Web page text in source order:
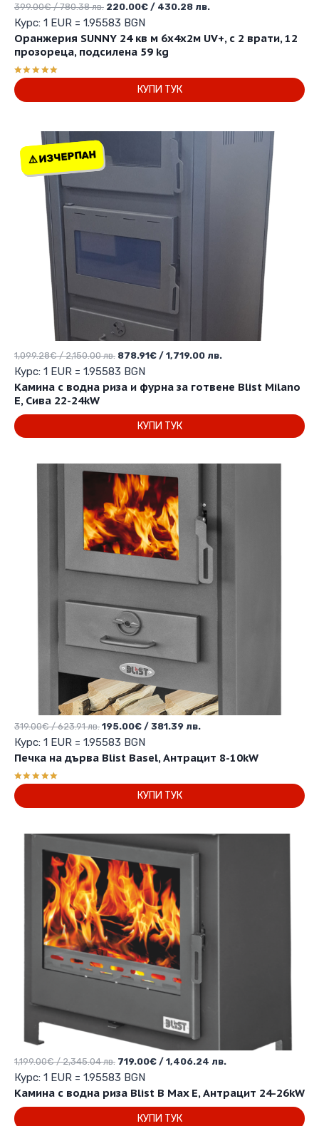
Оранжерия SUNNY 24 кв м 6х4х2м UV+, с 2 врати, 12
прозореца, подсилена 59 kg
Оценено с
5.00
от 5
399.00€/ 780.38 лв. Original
price
was:
399.00€
780.38 лв..
220.00€ / 430.28 лв.Текущата
е:
430.28 лв..
Курс: 1 EUR = 1.95583 BGN
КУПИ ТУК
⚠️ ИЗЧЕРПАН
⚠️ ИЗЧЕРПАН
Камина с водна риза и фурна за готвене Blist Milano
E, Сива 22-24kW
1,099.28€/ 2,150.00 лв. Original
price
was:
/
2,150.00 лв..
878.91€ / 1,719.00 лв.Текущата
е:
/
Курс: 1 EUR = 1.95583 BGN
КУПИ ТУК
Печка на дърва Blist Basel, Антрацит 8-10kW
Оценено с
5.00
от 5
319.00€/ 623.91 лв. Original
price
was:
/
623.91 лв..
195.00€ / 381.39 лв.Текущата
е:
/
Курс: 1 EUR = 1.95583 BGN
КУПИ ТУК
Камина с водна риза Blist B Max E, Антрацит 24-26kW
1,199.00€/ 2,345.04 лв. Original
price
was:
719.00€ / 1,406.24 лв.Текущата
е:
Курс: 1 EUR = 1.95583 BGN
КУПИ ТУК